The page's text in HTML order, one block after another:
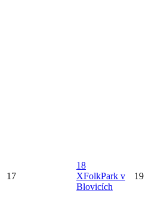
17
18
XFolkPark v
Blovicích
19